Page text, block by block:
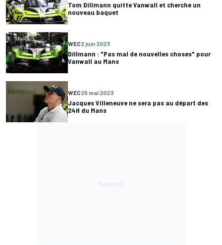
Tom Dillmann quitte Vanwall et cherche un
nouveau baquet
WEC2 juin 2023
Dillmann : "Pas mal de nouvelles choses" pour
Vanwall au Mans
WEC25 mai 2023
Jacques Villeneuve ne sera pas au départ des
24H du Mans